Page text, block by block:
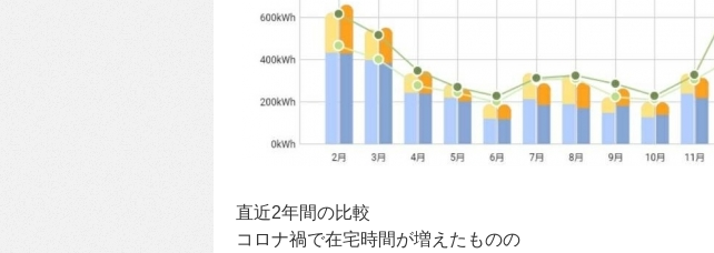
直近2年間の比較
コロナ禍で在宅時間が増えたものの